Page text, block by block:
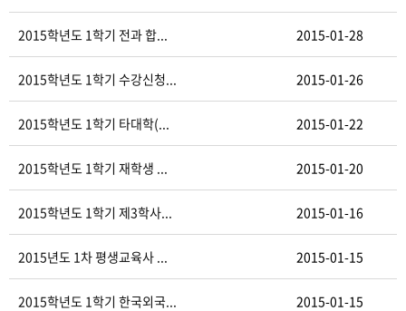
2015학년도 1학기 전과 합... 2015-01-28
2015학년도 1학기 수강신청... 2015-01-26
2015학년도 1학기 타대학(... 2015-01-22
2015학년도 1학기 재학생 ... 2015-01-20
2015학년도 1학기 제3학사... 2015-01-16
2015년도 1차 평생교육사 ... 2015-01-15
2015학년도 1학기 한국외국... 2015-01-15